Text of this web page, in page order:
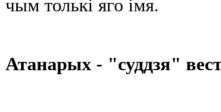
чым толькі яго імя.
Атанарых - "суддзя"